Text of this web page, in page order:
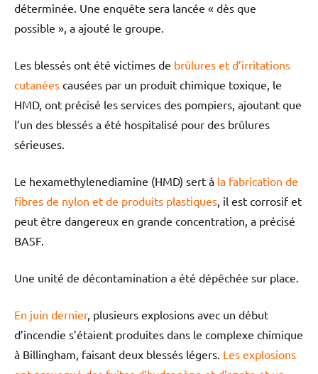
déterminée. Une enquête sera lancée « dès que
possible », a ajouté le groupe.
Les blessés ont été victimes de brûlures et d’irritations
cutanées causées par un produit chimique toxique, le
HMD, ont précisé les services des pompiers, ajoutant que
l’un des blessés a été hospitalisé pour des brûlures
sérieuses.
Le hexamethylenediamine (HMD) sert à la fabrication de
fibres de nylon et de produits plastiques, il est corrosif et
peut être dangereux en grande concentration, a précisé
BASF.
Une unité de décontamination a été dépêchée sur place.
En juin dernier, plusieurs explosions avec un début
d’incendie s’étaient produites dans le complexe chimique
à Billingham, faisant deux blessés légers. Les explosions